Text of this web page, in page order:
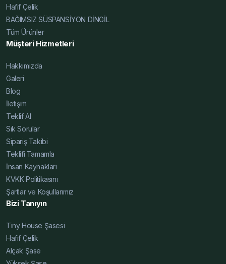
Fiyatları 2025, Karavan Şasesi Fiyatları 2025, Tiny
House Şasesi Fiyatları 2025, Alçak Şase Fiyatları 2025,
Yüksek Şase Fiyatları 2025, Hafif Çelik Karavan Şase
Uygun Fiyat, Karavan Şasesi Uygun Fiyat, Tiny House
Hafif Çelik
BAĞIMSIZ SÜSPANSİYON DİNGİL
Tüm Ürünler
Müşteri Hizmetleri
Hakkımızda
Galeri
Blog
İletişim
Teklif Al
Sık Sorular
Sipariş Takibi
Teklifi Tamamla
İnsan Kaynakları
KVKK Politikasını
Şartlar ve Koşullarımız
Bizi Tanıyın
Tiny House Şasesi
Hafif Çelik
Alçak Şase